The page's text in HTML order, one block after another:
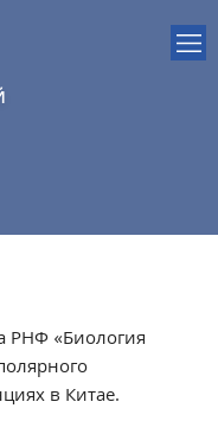
РНФ «Биология
в Китае.